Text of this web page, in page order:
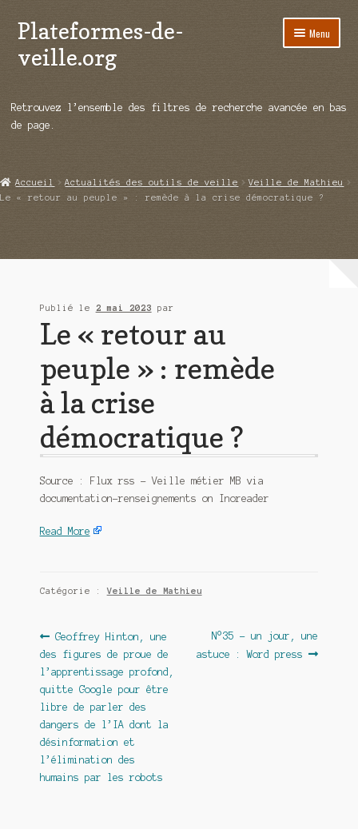
Aller
à
la
Aller
au
contenu
Plateformes-de-
veille.org
Menu
Répertoire d’ouitils
Démos vidéos
Ouvrir
Retrouvez l’ensemble des filtres de recherche avancée en bas
de page.
Accueil Actualités des outils de veille
Veille de Mathieu
Le « retour au peuple » : remède à la crise démocratique ?
Publié le 2 mai 2023 par
Le « retour au
peuple » : remède
à la crise
démocratique ?
Source : Flux rss – Veille métier MB via
documentation-renseignements on Inoreader
Read More
Catégorie :Veille de Mathieu
Navigation
de
l’article
Article
précédent :
Geoffrey Hinton, une
des figures de proue de
l’apprentissage profond,
quitte Google pour être
libre de parler des
dangers de l’IA dont la
désinformation et
l’élimination des
humains par les robots
Article
suivant :
N°35 – un jour, une
astuce : Word press